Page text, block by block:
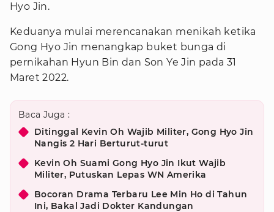
Hyo Jin.
Keduanya mulai merencanakan menikah ketika
Gong Hyo Jin menangkap buket bunga di
pernikahan Hyun Bin dan Son Ye Jin pada 31
Maret 2022.
Baca Juga :
Ditinggal Kevin Oh Wajib Militer, Gong Hyo Jin
Nangis 2 Hari Berturut-turut
Kevin Oh Suami Gong Hyo Jin Ikut Wajib
Militer, Putuskan Lepas WN Amerika
Bocoran Drama Terbaru Lee Min Ho di Tahun
Ini, Bakal Jadi Dokter Kandungan